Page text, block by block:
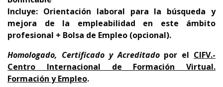
Incluye: Orientación laboral para la búsqueda y
mejora de la empleabilidad en este ámbito
profesional + Bolsa de Empleo (opcional).
Homologado, Certificado y Acreditado por el CIFV.-
Centro Internacional de Formación Virtual.
Formación y Empleo.